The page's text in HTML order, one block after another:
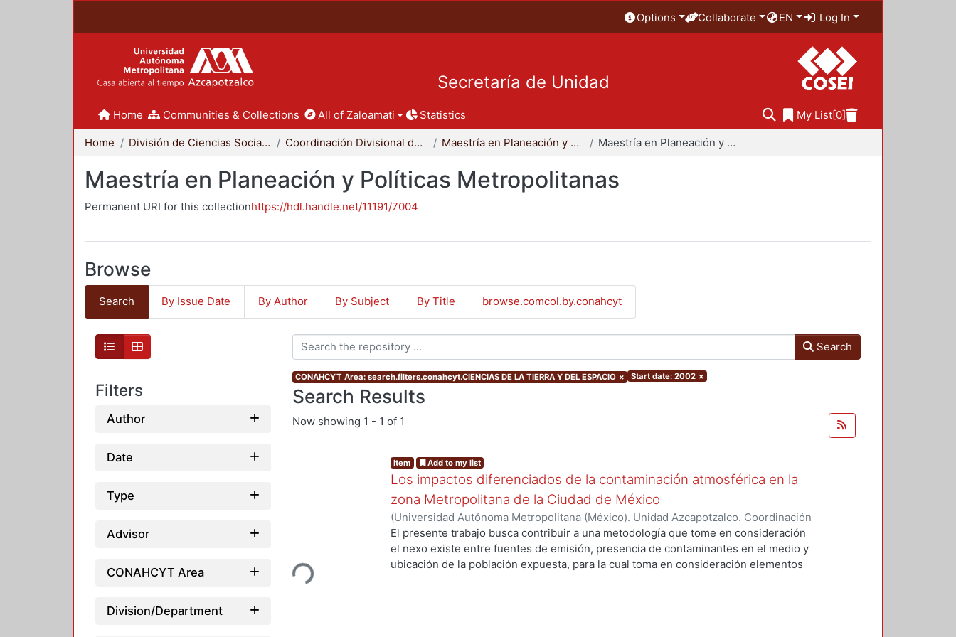
Options Collaborate EN Log In
Secretaría de Unidad
Home Communities & Collections All of Zaloamati Statistics My List[0]
Home División de Ciencias Sociales y Humanidades Coordinación Divisional de Posgrado Maestría en Planeación y Políticas Metropolitanas Maestría en Planeación y Políticas Metropolitanas
Maestría en Planeación y Políticas Metropolitanas
Permanent URI for this collectionhttps://hdl.handle.net/11191/7004
Browse
Search By Issue Date By Author By Subject By Title browse.comcol.by.conahcyt
Filters
Author
Date
Type
Advisor
CONAHCYT Area
Division/Department
Search
CONAHCYT Area: search.filters.conahcyt.CIENCIAS DE LA TIERRA Y DEL ESPACIO × Start date: 2002 ×
Search Results
Now showing 1 - 1 of 1
Loading...
Item Add to my list
Los impactos diferenciados de la contaminación atmosférica en la
zona Metropolitana de la Ciudad de México
(Universidad Autónoma Metropolitana (México). Unidad Azcapotzalco. Coordinación
de Servicios de Información.,2002-08-15)Tavera Sánchez, Lina
El presente trabajo busca contribuir a una metodología que tome en consideración
el nexo existe entre fuentes de emisión, presencia de contaminantes en el medio y
ubicación de la población expuesta, para la cual toma en consideración elementos